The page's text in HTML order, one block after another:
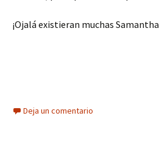
¡Ojalá existieran muchas
Deja un comentario